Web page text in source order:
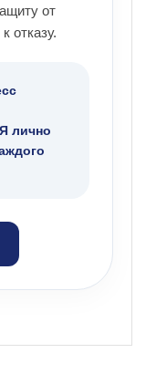
от
отказу.
лично